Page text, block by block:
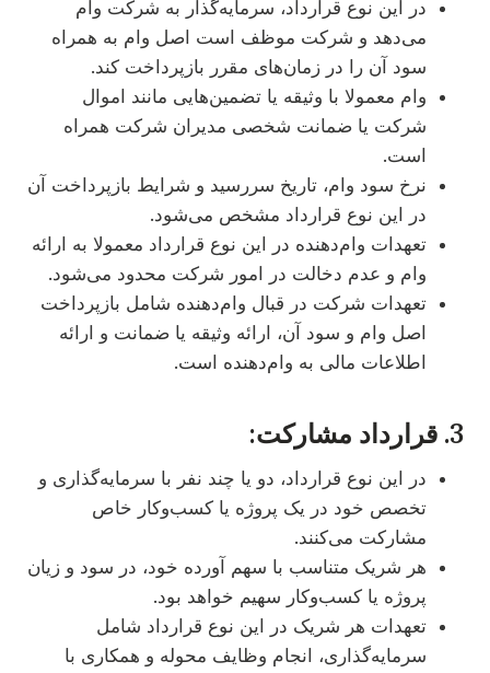
در این نوع قرارداد، سرمایه‌گذار به شرکت وام
می‌دهد و شرکت موظف است اصل وام به همراه
سود آن را در زمان‌های مقرر بازپرداخت کند.
وام معمولا با وثیقه یا تضمین‌هایی مانند اموال
شرکت یا ضمانت شخصی مدیران شرکت همراه
است.
نرخ سود وام، تاریخ سررسید و شرایط بازپرداخت آن
در این نوع قرارداد مشخص می‌شود.
تعهدات وام‌دهنده در این نوع قرارداد معمولا به ارائه
وام و عدم دخالت در امور شرکت محدود می‌شود.
تعهدات شرکت در قبال وام‌دهنده شامل بازپرداخت
اصل وام و سود آن، ارائه وثیقه یا ضمانت و ارائه
اطلاعات مالی به وام‌دهنده است.
3. قرارداد مشارکت:
در این نوع قرارداد، دو یا چند نفر با سرمایه‌گذاری و
تخصص خود در یک پروژه یا کسب‌وکار خاص
مشارکت می‌کنند.
هر شریک متناسب با سهم آورده خود، در سود و زیان
پروژه یا کسب‌وکار سهیم خواهد بود.
تعهدات هر شریک در این نوع قرارداد شامل
سرمایه‌گذاری، انجام وظایف محوله و همکاری با